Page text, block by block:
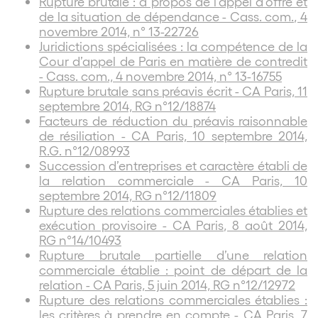
de la situation de dépendance - Cass. com., 4
novembre 2014, n° 13-22726
Juridictions spécialisées : la compétence de la
Cour d’appel de Paris en matière de contredit
- Cass. com., 4 novembre 2014, n° 13-16755
Rupture brutale sans préavis écrit - CA Paris, 11
septembre 2014, RG n°12/18874
Facteurs de réduction du préavis raisonnable
de résiliation - CA Paris, 10 septembre 2014,
R.G. n°12/08993
Succession d’entreprises et caractère établi de
la relation commerciale - CA Paris, 10
septembre 2014, RG n°12/11809
Rupture des relations commerciales établies et
exécution provisoire - CA Paris, 8 août 2014,
RG n°14/10493
Rupture brutale partielle d’une relation
commerciale établie : point de départ de la
relation - CA Paris, 5 juin 2014, RG n°12/12972
Rupture des relations commerciales établies :
les critères à prendre en compte - CA Paris, 7